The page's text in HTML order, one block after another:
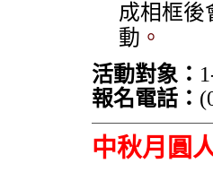
成相框後
動 。
活動對象：
報名電話：
中秋月圓